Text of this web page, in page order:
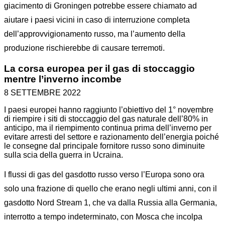
giacimento di Groningen potrebbe essere chiamato ad
aiutare i paesi vicini in caso di interruzione completa
dell’approvvigionamento russo, ma l’aumento della
produzione rischierebbe di causare terremoti.
La corsa europea per il gas di stoccaggio
mentre l’inverno incombe
8 SETTEMBRE 2022
I paesi europei hanno raggiunto l’obiettivo del 1° novembre
di riempire i siti di stoccaggio del gas naturale dell’80% in
anticipo, ma il riempimento continua prima dell’inverno per
evitare arresti del settore e razionamento dell’energia poiché
le consegne dal principale fornitore russo sono diminuite
sulla scia della guerra in Ucraina.
I flussi di gas del gasdotto russo verso l’Europa sono ora
solo una frazione di quello che erano negli ultimi anni, con il
gasdotto Nord Stream 1, che va dalla Russia alla Germania,
interrotto a tempo indeterminato, con Mosca che incolpa